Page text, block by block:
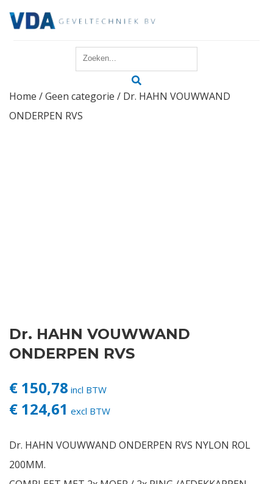
Reparatie
Login
Home /Geen categorie / Dr. HAHN VOUWWAND
ONDERPEN RVS
Dr. HAHN VOUWWAND
ONDERPEN RVS
€ 150,78 incl BTW
€ 124,61 excl BTW
Dr. HAHN VOUWWAND ONDERPEN RVS NYLON ROL
200MM.